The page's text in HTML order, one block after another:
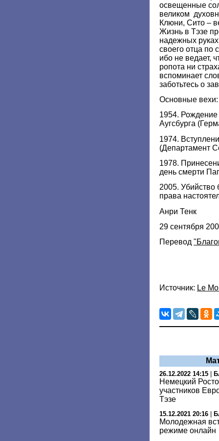
освещенные
великом
Клюни, Сито –
Жизнь в Тэзе
надежных
своего отца по
ибо не ведает,
ропота ни
вспоминает
заботьтесь о
Основные вехи:
1954. Рождение
Аугсбурга
1974.
(Департамент
1978.
день смерти
2005. Убийство
права
Анри Тенк
29 сентября
Перевод
Источник: Le
26.12.2022 14:15 |
Немецкий
участников
Тэзе
15.12.2021 20:16
Молодежная
режиме онлайн